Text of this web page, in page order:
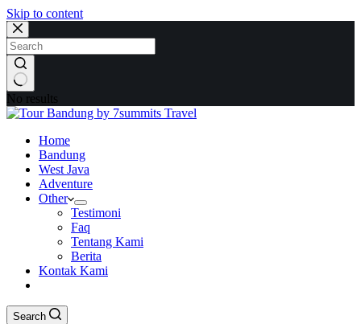
Skip to content
No results
Home
Bandung
West Java
Adventure
Other
Testimoni
Faq
Tentang Kami
Berita
Kontak Kami
Search